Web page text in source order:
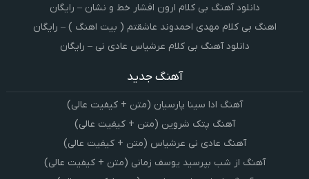
دانلود آهنگ بی کلام ارون افشار خط و نشان – رایگان
اهنگ بی کلام مهدی احمدوند عاشقتم ( بیت اهنگ ) – رایگان
دانلود آهنگ بی کلام عرشیاس عادی نی – رایگان
آهنگ جدید
آهنگ ادا سینا پارسیان (متن + کیفیت عالی)
آهنگ پتک شروین (متن + کیفیت عالی)
آهنگ عادی نی عرشیاس (متن + کیفیت عالی)
آهنگ از شب بپرسید یوسف زمانی (متن + کیفیت عالی)